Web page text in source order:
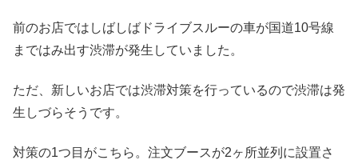
前のお店ではしばしばドライブスルーの車が国道10号線
まではみ出す渋滞が発生していました。
ただ、新しいお店では渋滞対策を行っているので渋滞は発
生しづらそうです。
対策の1つ目がこちら。注文ブースが2ヶ所並列に設置さ